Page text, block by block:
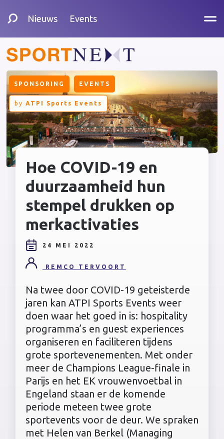
Nieuws Events
SPONSORING EVENTS
by ATPI Sports Events
Hoe COVID-19 en
duurzaamheid hun
stempel drukken op
merkactivaties
24 MEI 2022
REMCO TERVOORT
Na twee door COVID-19 geteisterde
jaren kan ATPI Sports Events weer
doen waar het goed in is: hospitality
programma’s en guest experiences
organiseren en faciliteren tijdens
grote sportevenementen. Met onder
meer de Champions League-finale in
Parijs en het EK vrouwenvoetbal in
Engeland staan er de komende
periode meteen twee grote
sportevents voor de deur. We spraken
met Helen van Berkel (Managing